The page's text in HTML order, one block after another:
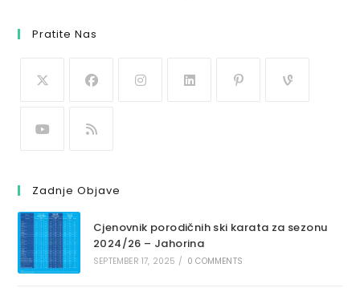
Pratite Nas
Zadnje Objave
Cjenovnik porodičnih ski karata za sezonu
2024/26 – Jahorina
SEPTEMBER 17, 2025 / 0 COMMENTS